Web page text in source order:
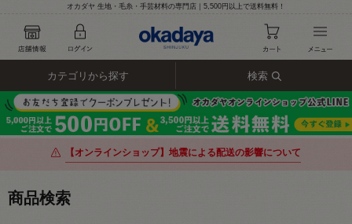
オカダヤ 生地・毛糸・手芸材料の専門店｜5,500円以上で送料無料！
カテゴリから探す 検索
【オンラインショップ】地震による配送の影響について
商品検索